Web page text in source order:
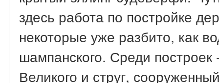
здесь работа по постройке
некоторые уже разбито, как
шампанского. Среди построек
Великого и струг,